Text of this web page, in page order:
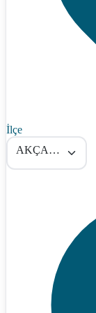
İlçe
AKÇAKALE